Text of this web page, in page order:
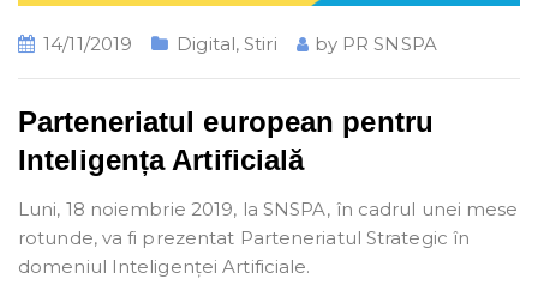
14/11/2019 Digital,Stiri by PR SNSPA
Parteneriatul european pentru
Inteligența Artificială
Luni, 18 noiembrie 2019, la SNSPA, în cadrul unei mese
rotunde, va fi prezentat Parteneriatul Strategic în
domeniul Inteligenței Artificiale.